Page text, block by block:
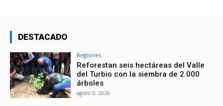
DESTACADO
Regiones
Reforestan seis hectáreas del Valle
del Turbio con la siembra de 2.000
árboles
agosto 5, 2026